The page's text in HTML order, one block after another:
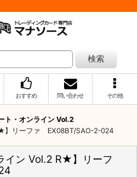
検索
おすすめ 問い合わせ その他
ト・オンライン Vol.2
】リーファ EX08BT/SAO-2-024
イン Vol.2 R★】リーフ